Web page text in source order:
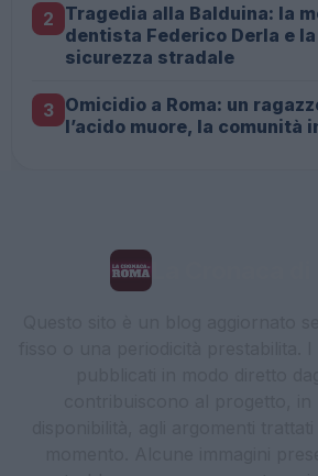
2 Tragedia alla Balduina: la
dentista Federico Derla e
sicurezza stradale
3 Omicidio a Roma: un
l’acido muore, la comunità